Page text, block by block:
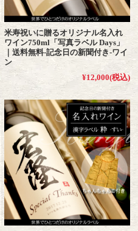
米寿祝いに贈るオリジナル名入れ
ワイン750ml「写真ラベル Days」
｜送料無料-記念日の新聞付き-ワイ
ン
¥12,000(税込)